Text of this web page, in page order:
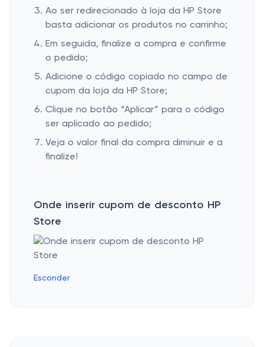
Ao ser redirecionado à loja da HP Store
basta adicionar os produtos no carrinho;
Em seguida, finalize a compra e confirme
o pedido;
Adicione o código copiado no campo de
cupom da loja da HP Store;
Clique no botão “Aplicar” para o código
ser aplicado ao pedido;
Veja o valor final da compra diminuir e a
finalize!
Onde inserir cupom de desconto HP
Store
Esconder